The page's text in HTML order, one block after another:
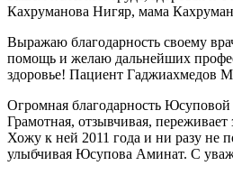
Кахруманова Нигяр, мама
Выражаю благодарность своему
помощь и желаю дальнейших
здоровье! Пациент Гаджиахмедов
Огромная благодарность
Грамотная, отзывчивая, переживает
Хожу к ней 2011 года и ни разу не
улыбчивая Юсупова Аминат. С